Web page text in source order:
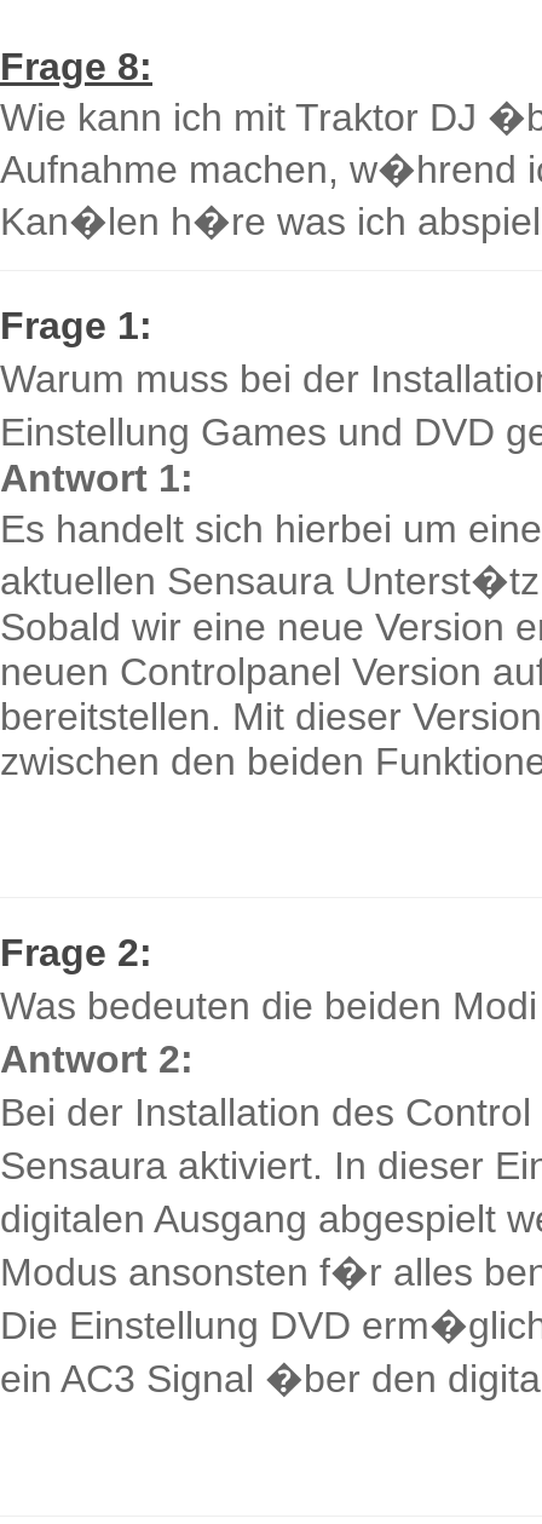
Frage 8:
Wie kann ich mit Traktor DJ
Aufnahme machen, w�hrend
Kan�len h�re was ich
Frage 1:
Warum muss bei der
Einstellung Games und DVD
Antwort 1:
Es handelt sich hierbei um
aktuellen Sensaura
Sobald wir eine neue Version
neuen Controlpanel Version
bereitstellen. Mit dieser
zwischen den beiden
Frage 2:
Was bedeuten die beiden
Antwort 2:
Bei der Installation des
Sensaura aktiviert. In dieser
digitalen Ausgang abgespielt
Modus ansonsten f�r alles
Die Einstellung DVD
ein AC3 Signal �ber den